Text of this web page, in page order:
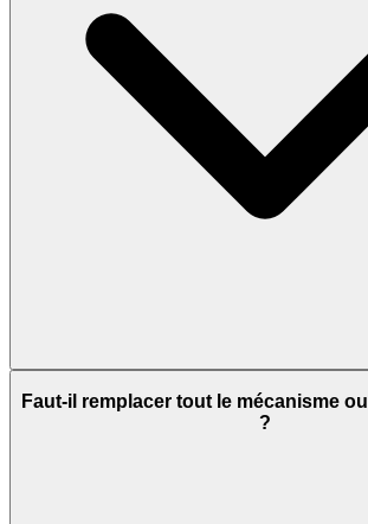
Faut-il remplacer tout le mécanisme
?